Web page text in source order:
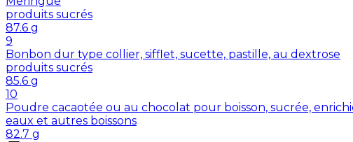
produits sucrés
87.6 g
9
Bonbon dur type collier, sifflet, sucette, pastille, au dextrose
produits sucrés
85.6 g
10
Poudre cacaotée ou au chocolat pour boisson, sucrée,
eaux et autres boissons
82.7 g